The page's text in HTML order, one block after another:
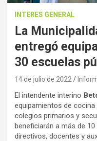
INTERES GENERAL
La
entregó
30 escuelas
14 de julio de 2022
El intendente interino
equipamientos de
colegios primarios y
beneficiarán a más de
directivos, docentes y